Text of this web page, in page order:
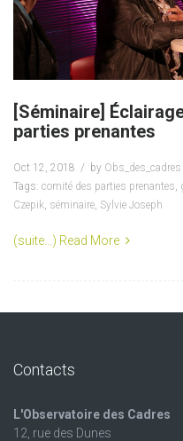
[Séminaire]
parties prenantes
Oct 12, 2018 by Obs_des_cadres
Tags: comité des parties prenantes
Czepik séminaire Sylvie Joseph
(suite…) Read More
Contacts
L'Observatoire des Cadres
12, rue des Dunes